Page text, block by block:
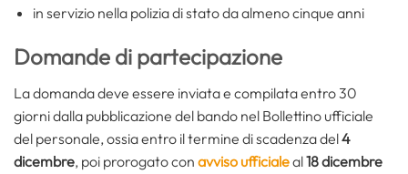
in servizio nella polizia di stato da almeno cinque anni
Domande di partecipazione
La domanda deve essere inviata e compilata entro 30
giorni dalla pubblicazione del bando nel Bollettino ufficiale
del personale, ossia entro il termine di scadenza del4
dicembre, poi prorogato con avviso ufficialeal18 dicembre